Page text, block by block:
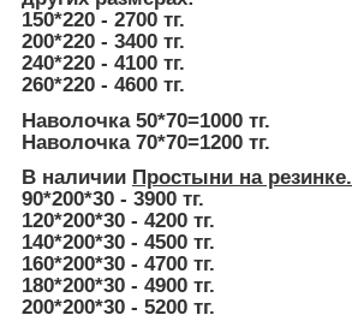
150*220 - 2700 тг.
200*220 - 3400 тг.
240*220 - 4100 тг.
260*220 - 4600 тг.
Наволочка 50*70=1000 тг.
Наволочка 70*70=1200 тг.
В наличии Простыни на резинке.
90*200*30 - 3900 тг.
120*200*30 - 4200 тг.
140*200*30 - 4500 тг.
160*200*30 - 4700 тг.
180*200*30 - 4900 тг.
200*200*30 - 5200 тг.